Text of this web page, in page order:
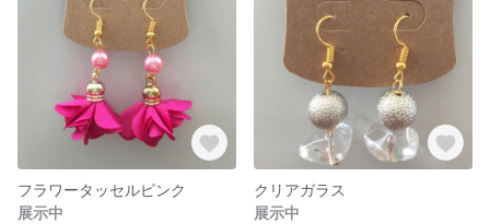
フラワータッセルピンク
展示中
クリアガラス
展示中